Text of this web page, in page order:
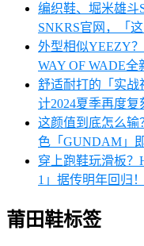
编织鞋、堀米雄斗
SNKRS官网，「
外型相似YEEZY？
WAY OF WADE全
舒适耐打的「实战
计2024夏季再度复
这颜值到底怎么输
色「GUNDAM」
穿上跑鞋玩滑板？
1」据传明年回归！
莆田鞋标签